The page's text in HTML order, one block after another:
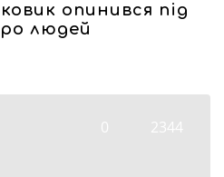
опинився під
людей
0 2344